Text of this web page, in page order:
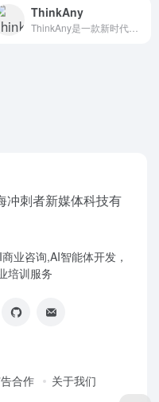
ThinkAny
业咨询,AI智能体开发，
培训服务
合作 关于我们